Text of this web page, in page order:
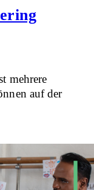
mehrere
auf der